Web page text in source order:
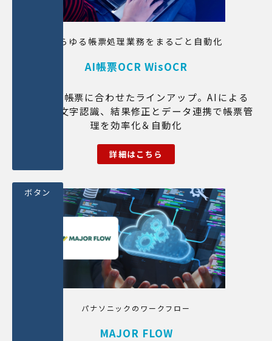
あらゆる帳票処理業務をまるごと自動化
AI帳票OCR WisOCR
お使いの帳票に合わせたラインアップ。AIによる
高精度な文字認識、結果修正とデータ連携で帳票管
理を効率化＆自動化
詳細はこちら
パナソニックのワークフロー
MAJOR FLOW
ボタン